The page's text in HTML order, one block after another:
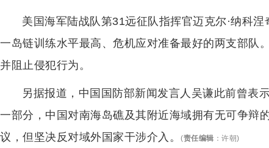
美国海军陆战队第31远征队指挥官迈克尔·纳科
一岛链训练水平最高、危机应对准备最好的两支部队
并阻止侵犯行为。
另据报道，中国国防部新闻发言人吴谦此前曾表
一部分，中国对南海岛礁及其附近海域拥有无可争辩
议，但坚决反对域外国家干涉介入。
(责任编辑 ： 许朝)